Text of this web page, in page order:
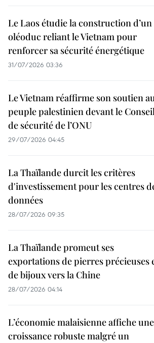
Le Laos étudie la construction d’un
oléoduc reliant le Vietnam pour
renforcer sa sécurité énergétique
31/07/2026 03:36
Le Vietnam réaffirme son soutien
peuple palestinien devant le
de sécurité de l’ONU
29/07/2026 04:45
La Thaïlande durcit les critères
d'investissement pour les centres
données
28/07/2026 09:35
La Thaïlande promeut ses
exportations de pierres précieuses
de bijoux vers la Chine
28/07/2026 04:14
L’économie malaisienne affiche une
croissance robuste malgré un